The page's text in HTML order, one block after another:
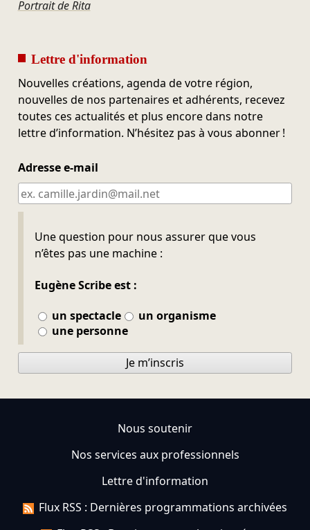
Portrait de Rita
Lettre d'information
Nouvelles créations, agenda de votre région,
nouvelles de nos partenaires et adhérents, recevez
toutes ces actualités et plus encore dans notre
lettre d’information. N’hésitez pas à vous abonner !
Adresse e-mail
Une question pour nous assurer que vous
n’êtes pas une machine :
Eugène Scribe est :
un spectacle
un organisme
une personne
Ne pas remplir
Je m’inscris
Nous soutenir
Nos services aux professionnels
Lettre d'information
Flux RSS : Dernières programmations archivées